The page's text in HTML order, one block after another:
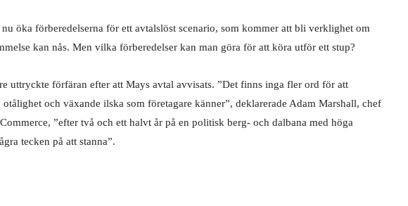
öka förberedelserna för ett avtalslöst scenario, som kommer att bli verklighet om
kan nås. Men vilka förberedelser kan man göra för att köra utför ett stup?
uttryckte förfäran efter att Mays avtal avvisats. ”Det finns inga fler ord för att
och växande ilska som företagare känner”, deklarerade Adam Marshall, chef
”efter två och ett halvt år på en politisk berg- och dalbana med höga
tecken på att stanna”.